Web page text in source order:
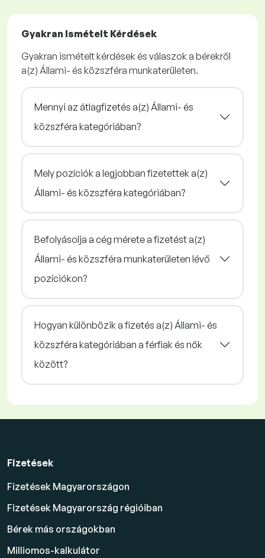
Gyakran Ismételt Kérdések
Gyakran ismételt kérdések és válaszok a bérekről
a(z) Állami- és közszféra munkaterületen.
Mennyi az átlagfizetés a(z) Állami- és
közszféra kategóriában?
Mely pozíciók a legjobban fizetettek a(z)
Állami- és közszféra kategóriában?
Befolyásolja a cég mérete a fizetést a(z)
Állami- és közszféra munkaterületen lévő
pozíciókon?
Hogyan különbözik a fizetés a(z) Állami- és
közszféra kategóriában a férfiak és nők
között?
Fizetések
Fizetések Magyarországon
Fizetések Magyarország régióiban
Bérek más országokban
Milliomos-kalkulátor